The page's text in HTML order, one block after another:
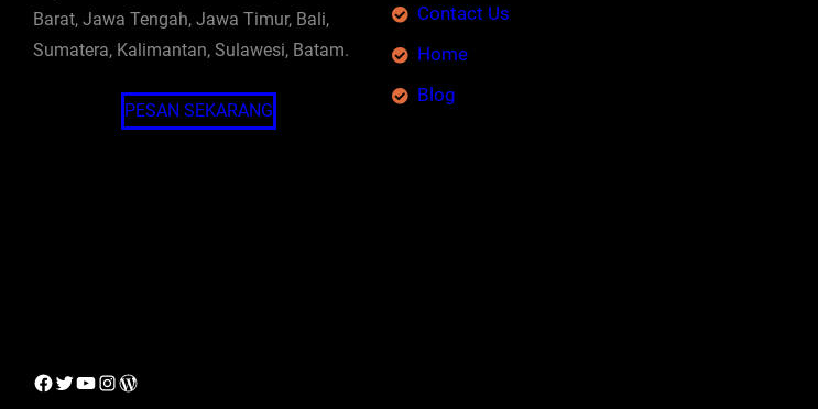
Barat, Jawa Tengah, Jawa Timur, Bali,
Sumatera, Kalimantan, Sulawesi, Batam.
PESAN SEKARANG
Contact Us
Home
Blog
Facebook
Twitter
YouTube
Instagram
WordPress